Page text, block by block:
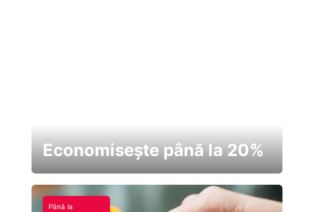
Economisește până la 20%
Până la